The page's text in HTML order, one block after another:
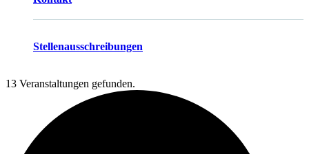
Stellenausschreibungen
13 Veranstaltungen gefunden.